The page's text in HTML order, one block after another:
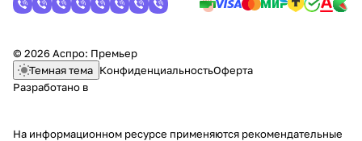
© 2026 Аспро: Премьер
Темная тема КонфиденциальностьОферта
Разработано в
На информационном ресурсе применяются рекомендательные